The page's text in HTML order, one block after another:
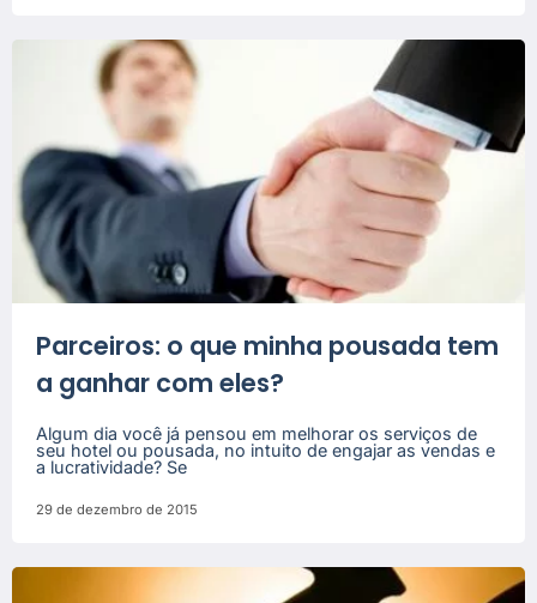
Parceiros: o que minha pousada tem
a ganhar com eles?
Algum dia você já pensou em melhorar os serviços de
seu hotel ou pousada, no intuito de engajar as vendas e
a lucratividade? Se
29 de dezembro de 2015